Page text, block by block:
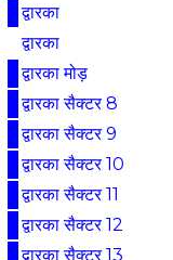
द्वारका
द्वारका
द्वारका मोड़
द्वारका सैक्टर 8
द्वारका सैक्टर 9
द्वारका सैक्टर 10
द्वारका सैक्टर 11
द्वारका सैक्टर 12
द्वारका सैक्टर 13